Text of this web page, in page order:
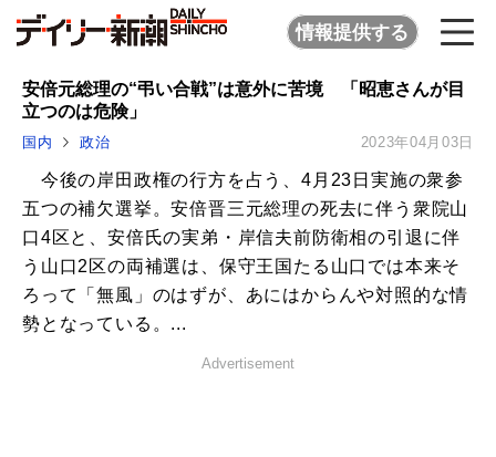
情報提供する
安倍元総理の“弔い合戦”は意外に苦境 「昭恵さんが目
立つのは危険」
国内 政治 2023年04月03日
今後の岸田政権の行方を占う、4月23日実施の衆参
五つの補欠選挙。安倍晋三元総理の死去に伴う衆院山
口4区と、安倍氏の実弟・岸信夫前防衛相の引退に伴
う山口2区の両補選は、保守王国たる山口では本来そ
ろって「無風」のはずが、あにはからんや対照的な情
勢となっている。...
Advertisement